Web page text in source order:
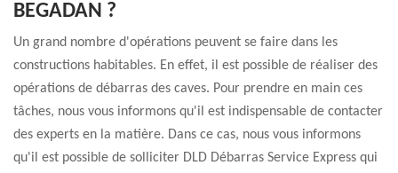
BEGADAN ?
Un grand nombre d'opérations peuvent se faire dans les
constructions habitables. En effet, il est possible de réaliser des
opérations de débarras des caves. Pour prendre en main ces
tâches, nous vous informons qu'il est indispensable de contacter
des experts en la matière. Dans ce cas, nous vous informons
qu'il est possible de solliciter DLD Débarras Service Express qui